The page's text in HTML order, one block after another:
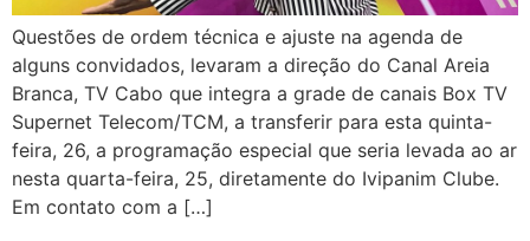
Questões de ordem técnica e ajuste na agenda de
alguns convidados, levaram a direção do Canal Areia
Branca, TV Cabo que integra a grade de canais Box TV
Supernet Telecom/TCM, a transferir para esta quinta-
feira, 26, a programação especial que seria levada ao ar
nesta quarta-feira, 25, diretamente do Ivipanim Clube.
Em contato com a […]